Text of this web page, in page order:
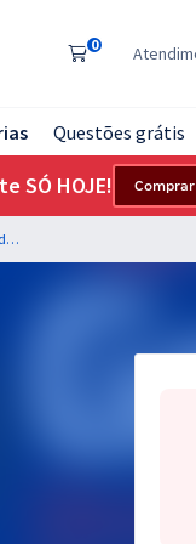
0
Questões grátis
SÓ HOJE!
Prefeitura de São Joaquim da Barra - SP - Professor de Educação Básica I